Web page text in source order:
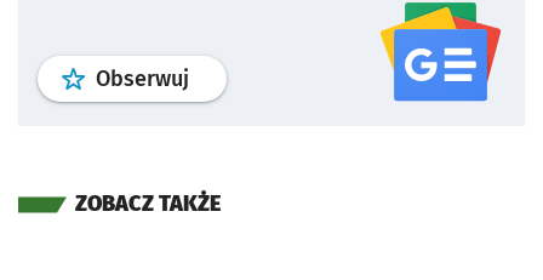
Obserwuj profil serwisu
ZOBACZ TAKŻE